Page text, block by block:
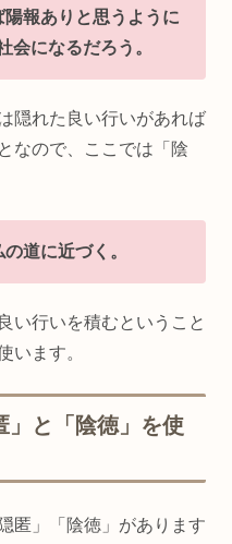
報ありと思うように
会になるだろう。
隠れた良い行いがあれば
なので、ここでは「陰
道に近づく。
い行いを積むということ
います。
」と「陰徳」を使
匿」「陰徳」があります